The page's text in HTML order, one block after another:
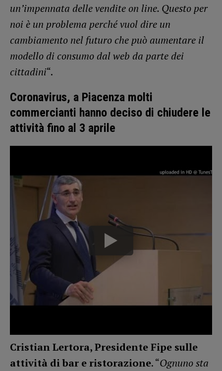
un’impennata delle vendite on line. Questo per
noi è un problema perché vuol dire un
cambiamento nel futuro che può aumentare il
modello di consumo dal web da parte dei
cittadini“.
Coronavirus, a Piacenza molti
commercianti hanno deciso di chiudere le
attività fino al 3 aprile
Cristian Lertora, Presidente Fipe sulle
attività di bar e ristorazione. “Ognuno sta